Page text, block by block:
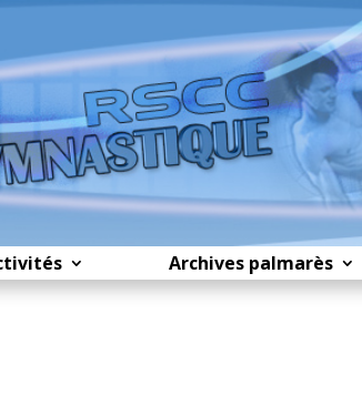
Archives palmarès